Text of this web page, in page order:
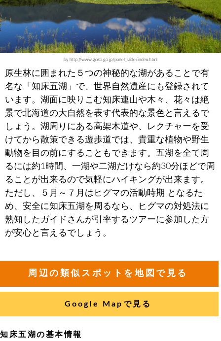
by http://www.goko.go.jp/panel_slide/index.html
原生林に囲まれた５つの神秘的な湖があることで有
名な「知床五湖」で、世界自然遺産にも登録されて
います。湖面に映りこむ知床連山や木々、花々は絶
景で北海道の大自然を表す代表的な景色と言えるで
しょう。湖周りにある高架木道や、レクチャーを受
けてから散策できる遊歩道では、貴重な植物や野生
動物を目の前にすることもできます。五湖を全て周
るには約1時間、一湖や二湖だけなら約30分ほどで周
ることが出来るので気軽にハイキングが出来ます。
ただし、５月～７月はヒグマの活動時期 となるた
め、安全に知床五湖を周るなら、ヒグマの対処法に
熟知したガイドさんが引率するツアーに参加した方
が安心と言えるでしょう。
周辺の類似スポットを地図で見る
Google Mapで見る
知床五湖の基本情報